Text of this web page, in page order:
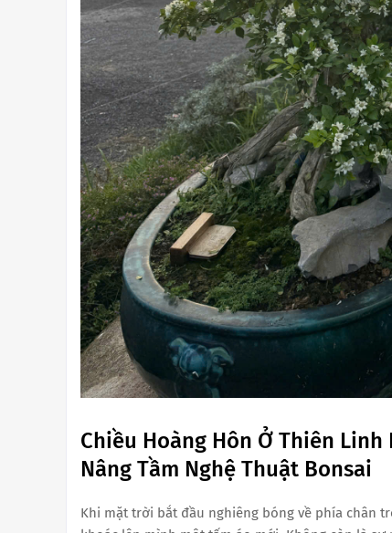
Chiều Hoàng Hôn Ở Thiên Linh
Nâng Tầm Nghệ Thuật Bonsai
Khi mặt trời bắt đầu nghiêng bóng về phía chân